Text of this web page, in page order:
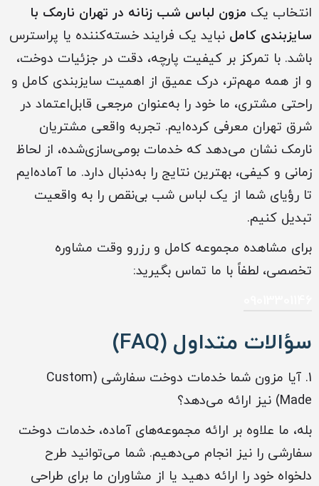
انتخاب یک مزون لباس شب زنانه در تهران نارمک با
سایزبندی کامل نباید یک فرایند خسته‌کننده یا پراسترس
باشد. با تمرکز بر کیفیت پارچه، دقت در جزئیات دوخت،
و از همه مهم‌تر، درک عمیق از اهمیت سایزبندی کامل و
راحتی مشتری، ما خود را به‌عنوان مرجعی قابل‌اعتماد در
شرق تهران معرفی کرده‌ایم. تجربه واقعی مشتریان
نارمک نشان می‌دهد که خدمات بومی‌سازی‌شده، از لحاظ
زمانی و کیفی، بهترین نتایج را به‌دنبال دارد. ما آماده‌ایم
تا رؤیای شما از یک لباس شب بی‌نقص را به واقعیت
تبدیل کنیم.
برای مشاهده مجموعه کامل و رزرو وقت مشاوره
تخصصی، لطفاً با ما تماس بگیرید:
سؤالات متداول (FAQ)
1. آیا مزون شما خدمات دوخت سفارشی (Custom
Made) نیز ارائه می‌دهد؟
بله، ما علاوه بر ارائه مجموعه‌های آماده، خدمات دوخت
سفارشی را نیز انجام می‌دهیم. شما می‌توانید طرح
دلخواه خود را ارائه دهید یا از مشاوران ما برای طراحی